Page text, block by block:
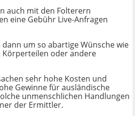
auch mit den Folterern
eine Gebühr Live-Anfragen
um so abartige Wünsche wie
Körperteilen oder andere
sehr hohe Kosten und
Gewinne für ausländische
unmenschlichen Handlungen
der Ermittler.